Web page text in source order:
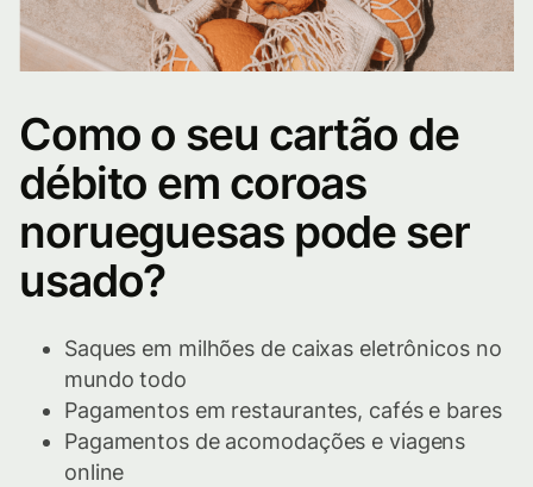
Como o seu cartão de
débito em coroas
norueguesas pode ser
usado?
Saques em milhões de caixas eletrônicos no
mundo todo
Pagamentos em restaurantes, cafés e bares
Pagamentos de acomodações e viagens
online